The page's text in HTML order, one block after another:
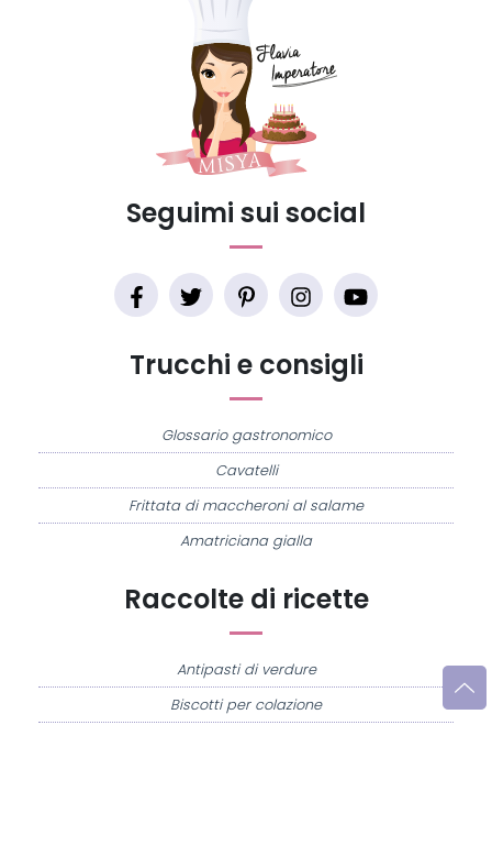
Raccolte di ricette
Antipasti di verdure
Biscotti per colazione
Trucchi e consigli
Glossario gastronomico
Cavatelli
Frittata di maccheroni al salame
Amatriciana gialla
Seguimi sui social